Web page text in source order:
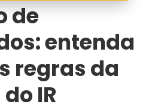
de
entenda
regras da
IR